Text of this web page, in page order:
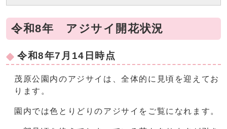
令和8年 アジサイ開花状況
令和8年7月14日時点
茂原公園内のアジサイは、全体的に見頃を迎えてお